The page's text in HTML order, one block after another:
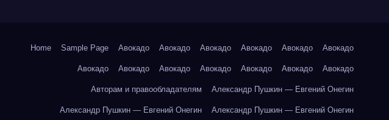
Home Sample Page Авокадо Авокадо Авокадо Авокадо Авокадо Авокадо
Авокадо Авокадо Авокадо Авокадо Авокадо Авокадо Авокадо
Авторам и правообладателям Александр Пушкин — Евгений Онегин
Александр Пушкин — Евгений Онегин Александр Пушкин — Евгений Онегин